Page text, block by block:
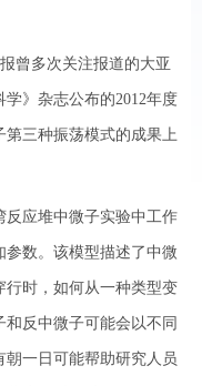
多次关注报道的大亚
》杂志公布的2012年度
三种振荡模式的成果上
应堆中微子实验中工作
数。该模型描述了中微
行时，如何从一种类型变
反中微子可能会以不同
一日可能帮助研究人员